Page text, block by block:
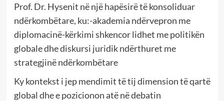
Prof. Dr. Hysenit në një hapësirë të konsoliduar
ndërkombëtare, ku:-akademia ndërvepron me
diplomacinë-kërkimi shkencor lidhet me politikën
globale dhe diskursi juridik ndërthuret me
strategjinë ndërkombëtare
Ky kontekst i jep mendimit të tij dimension të qartë
global dhe e pozicionon atë në debatin